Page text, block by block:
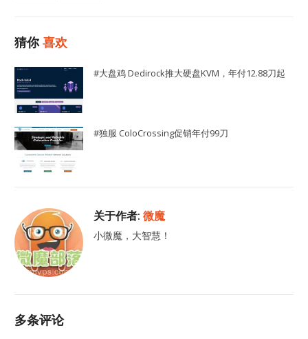
猜你喜欢
#大盘鸡 Dedirock推大硬盘KVM，年付12.88刀起
#独服 ColoCrossing促销年付99刀
关于作者:微魔
小微魔，大智慧！
多条评论